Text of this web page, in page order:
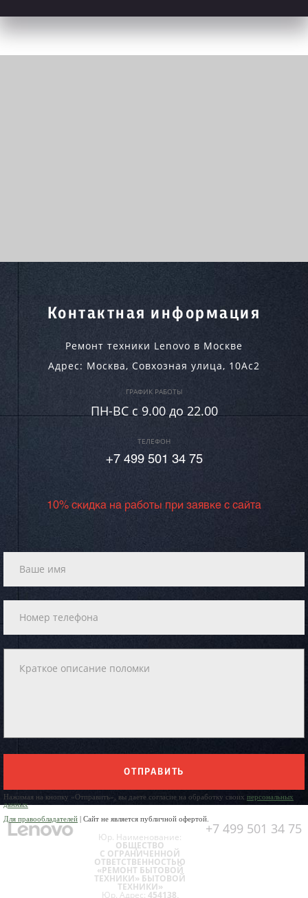
Контактная информация
Ремонт техники Lenovo в Москве
Адрес: Москва, Совхозная улица, 10Ас2
ГРАФИК РАБОТЫ
ПН-ВC c 9.00 до 22.00
ТЕЛЕФОН
+7 499 501 34 75
10% скидка на работы при заявке с сайта
ОТПРАВИТЬ
Нажимая на кнопку «Отправить», вы даете согласие на обработку своих персональных
данных
Для правообладателей | Сайт не является публичной офертой.
+7 499 501 34 75
Юр. Наименование:
ОБЩЕСТВО
С ОГРАНИЧЕННОЙ
ОТВЕТСТВЕННОСТЬЮ
«РЕМОНТ БЫТОВОЙ
ТЕХНИКИ» БЫТОВОЙ
ТЕХНИКИ»
Юр. Адрес: 454138,